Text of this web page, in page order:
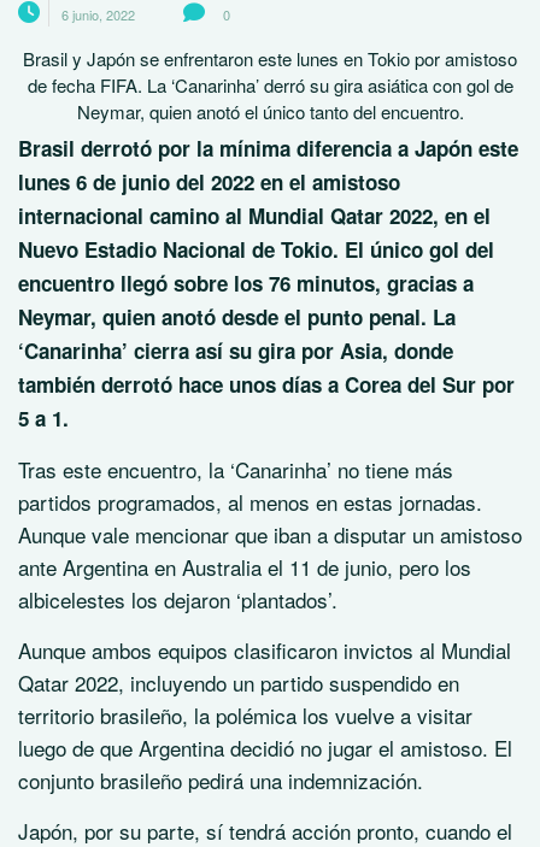
6 junio, 2022 0
Brasil y Japón se enfrentaron este lunes en Tokio por amistoso
de fecha FIFA. La ‘Canarinha’ derró su gira asiática con gol de
Neymar, quien anotó el único tanto del encuentro.
Brasil derrotó por la mínima diferencia a Japón este
lunes 6 de junio del 2022 en el amistoso
internacional camino al Mundial Qatar 2022, en el
Nuevo Estadio Nacional de Tokio. El único gol del
encuentro llegó sobre los 76 minutos, gracias a
Neymar, quien anotó desde el punto penal. La
‘Canarinha’ cierra así su gira por Asia, donde
también derrotó hace unos días a Corea del Sur por
5 a 1.
Tras este encuentro, la ‘Canarinha’ no tiene más
partidos programados, al menos en estas jornadas.
Aunque vale mencionar que iban a disputar un amistoso
ante Argentina en Australia el 11 de junio, pero los
albicelestes los dejaron ‘plantados’.
Aunque ambos equipos clasificaron invictos al Mundial
Qatar 2022, incluyendo un partido suspendido en
territorio brasileño, la polémica los vuelve a visitar
luego de que Argentina decidió no jugar el amistoso. El
conjunto brasileño pedirá una indemnización.
Japón, por su parte, sí tendrá acción pronto, cuando el